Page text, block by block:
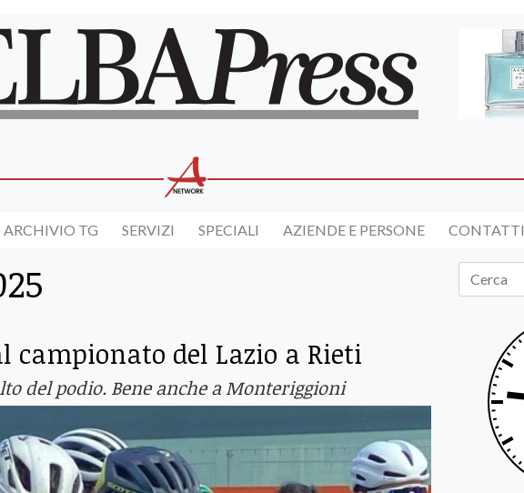
ARCHIVIO TG SERVIZI SPECIALI AZIENDE E PERSONE CONTATTI
del Lazio a Rieti
del podio. Bene anche a Monteriggioni